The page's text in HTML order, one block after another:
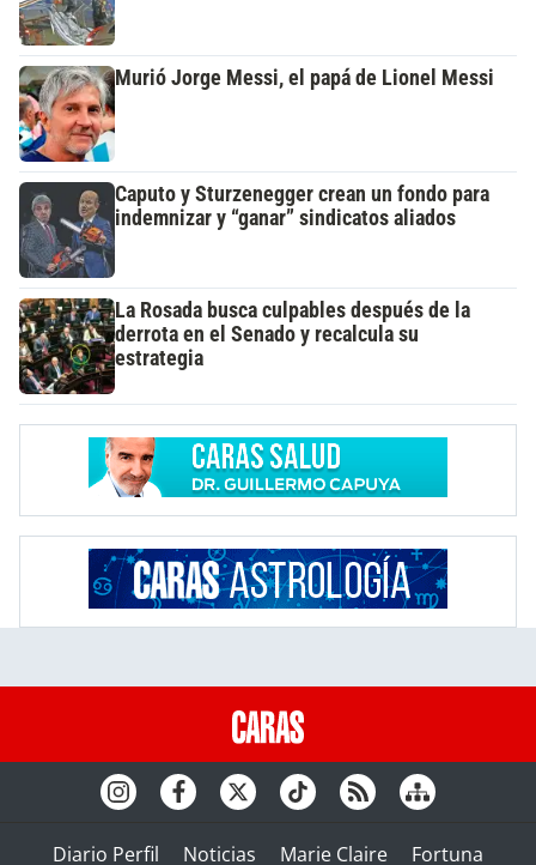
Murió Jorge Messi, el papá de Lionel Messi
Caputo y Sturzenegger crean un fondo para
indemnizar y “ganar” sindicatos aliados
La Rosada busca culpables después de la
derrota en el Senado y recalcula su
estrategia
Diario Perfil Noticias Marie Claire Fortuna